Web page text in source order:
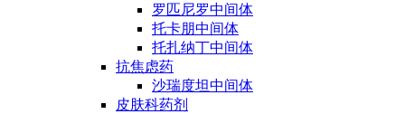
罗匹尼罗中间体
托卡朋中间体
托扎纳丁中间体
抗焦虑药
沙瑞度坦中间体
皮肤科药剂